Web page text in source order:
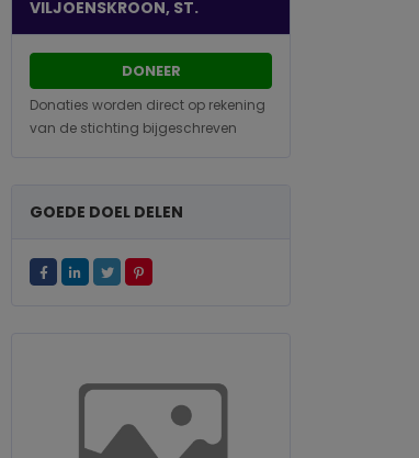
VILJOENSKROON, ST.
DONEER
Donaties worden direct op rekening
van de stichting bijgeschreven
GOEDE DOEL DELEN